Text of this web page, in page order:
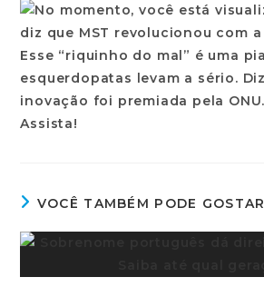
VOCÊ TAMBÉM PODE GOSTAR